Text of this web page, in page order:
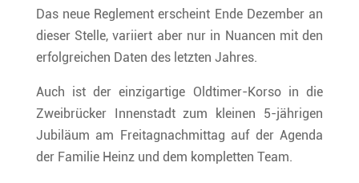
Das neue Reglement erscheint Ende Dezember an
dieser Stelle, variiert aber nur in Nuancen mit den
erfolgreichen Daten des letzten Jahres.
Auch ist der einzigartige Oldtimer-Korso in die
Zweibrücker Innenstadt zum kleinen 5-jährigen
Jubiläum am Freitagnachmittag auf der Agenda
der Familie Heinz und dem kompletten Team.